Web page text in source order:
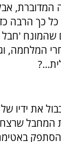
המדוברת,
כך הרבה
שהמונח
המלחמה,
את ידיו
המחבל